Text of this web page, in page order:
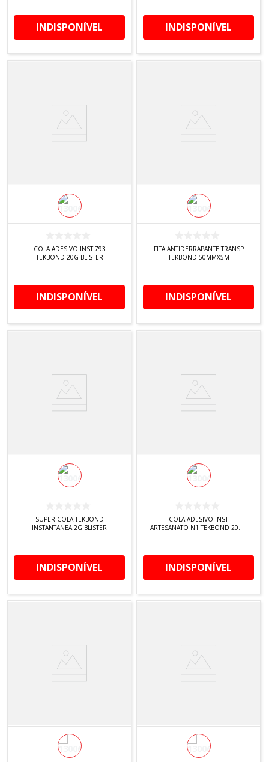
INDISPONÍVEL INDISPONÍVEL
COLA ADESIVO INST 793
TEKBOND 20G BLISTER
INDISPONÍVEL
FITA ANTIDERRAPANTE TRANSP
TEKBOND 50MMX5M
INDISPONÍVEL
SUPER COLA TEKBOND
INSTANTANEA 2G BLISTER
INDISPONÍVEL
COLA ADESIVO INST
ARTESANATO N1 TEKBOND 20GA
BLISTER
INDISPONÍVEL